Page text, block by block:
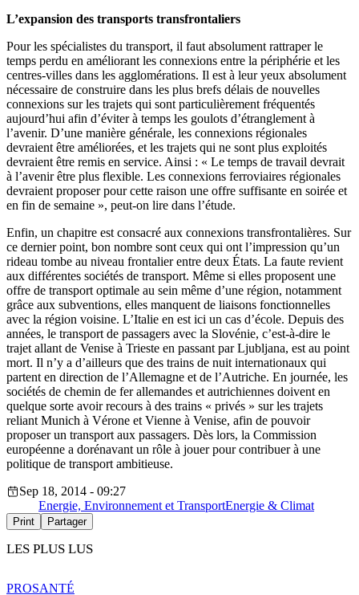
L’expansion des transports transfrontaliers
Pour les spécialistes du transport, il faut absolument rattraper le
temps perdu en améliorant les connexions entre la périphérie et les
centres-villes dans les agglomérations. Il est à leur yeux absolument
nécessaire de construire dans les plus brefs délais de nouvelles
connexions sur les trajets qui sont particulièrement fréquentés
aujourd’hui afin d’éviter à temps les goulots d’étranglement à
l’avenir. D’une manière générale, les connexions régionales
devraient être améliorées, et les trajets qui ne sont plus exploités
devraient être remis en service. Ainsi : « Le temps de travail devrait
à l’avenir être plus flexible. Les connexions ferroviaires régionales
devraient proposer pour cette raison une offre suffisante en soirée et
en fin de semaine », peut-on lire dans l’étude.
Enfin, un chapitre est consacré aux connexions transfrontalières. Sur
ce dernier point, bon nombre sont ceux qui ont l’impression qu’un
rideau tombe au niveau frontalier entre deux États. La faute revient
aux différentes sociétés de transport. Même si elles proposent une
offre de transport optimale au sein même d’une région, notamment
grâce aux subventions, elles manquent de liaisons fonctionnelles
avec la région voisine. L’Italie en est ici un cas d’école. Depuis des
années, le transport de passagers avec la Slovénie, c’est-à-dire le
trajet allant de Venise à Trieste en passant par Ljubljana, est au point
mort. Il n’y a d’ailleurs que des trains de nuit internationaux qui
partent en direction de l’Allemagne et de l’Autriche. En journée, les
sociétés de chemin de fer allemandes et autrichiennes doivent en
quelque sorte avoir recours à des trains « privés » sur les trajets
reliant Munich à Vérone et Vienne à Venise, afin de pouvoir
proposer un transport aux passagers. Dès lors, la Commission
européenne a dorénavant un rôle à jouer pour contribuer à une
politique de transport ambitieuse.
Sep 18, 2014 - 09:27
Energie, Environnement et TransportEnergie & Climat
Print Partager
LES PLUS LUS
PROSANTÉ